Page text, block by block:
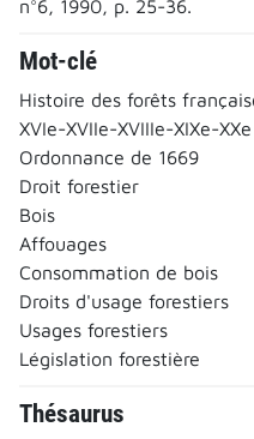
n°6, 1990, p. 25-36.
Mot-clé
Histoire des forêts
XVIe-XVIIe-XVIIIe-XIXe-XXe
Ordonnance de 1669
Droit forestier
Bois
Affouages
Consommation de bois
Droits d'usage forestiers
Usages forestiers
Législation forestière
Thésaurus